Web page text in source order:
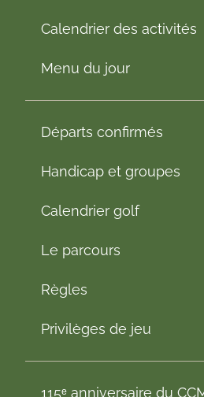
Calendrier des activités
Menu du jour
Départs confirmés
Handicap et groupes
Calendrier golf
Le parcours
Règles
Privilèges de jeu
115ᵉ anniversaire du